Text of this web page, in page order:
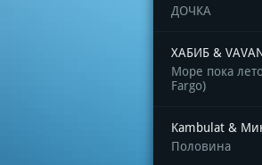
ДОЧКА
ХАБИБ &
Море пока
Fargo)
Kambulat &
Половина